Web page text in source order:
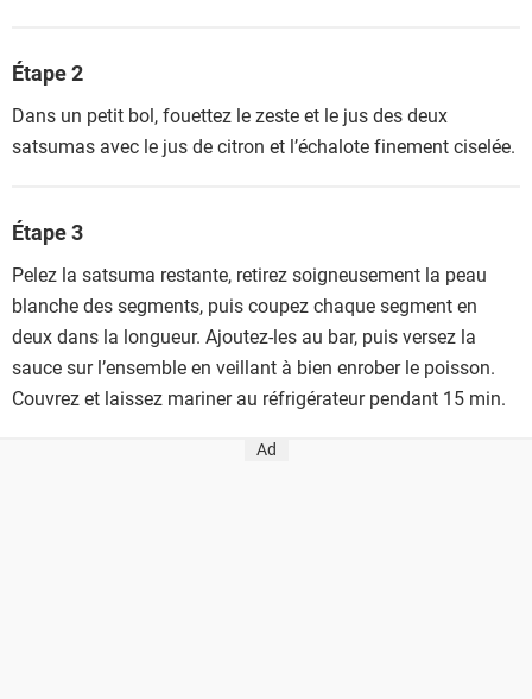
Étape 2
Dans un petit bol, fouettez le zeste et le jus des deux
satsumas avec le jus de citron et l’échalote finement ciselée.
Étape 3
Pelez la satsuma restante, retirez soigneusement la peau
blanche des segments, puis coupez chaque segment en
deux dans la longueur. Ajoutez-les au bar, puis versez la
sauce sur l’ensemble en veillant à bien enrober le poisson.
Couvrez et laissez mariner au réfrigérateur pendant 15 min.
Ad